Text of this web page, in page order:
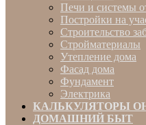
Печи и системы
Постройки на
Строительство
Стройматериалы
Утепление дома
Фасад дома
Фундамент
Электрика
КАЛЬКУЛЯТОРЫ
ДОМАШНИЙ БЫТ